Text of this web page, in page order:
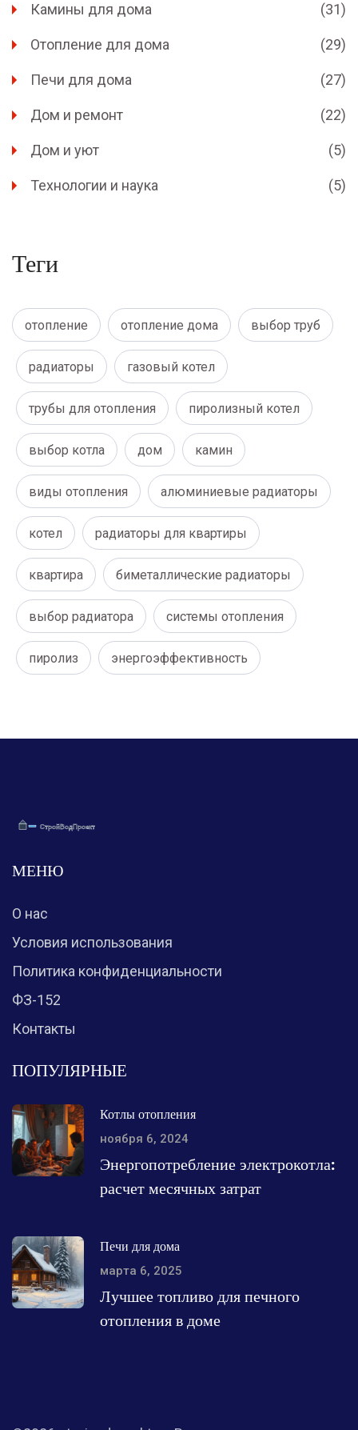
Камины для дома (31)
Отопление для дома (29)
Печи для дома (27)
Дом и ремонт (22)
Дом и уют (5)
Технологии и наука (5)
Теги
отопление отопление дома выбор труб
радиаторы газовый котел
трубы для отопления пиролизный котел
выбор котла дом камин
виды отопления алюминиевые радиаторы
котел радиаторы для квартиры
квартира биметаллические радиаторы
выбор радиатора системы отопления
пиролиз энергоэффективность
МЕНЮ
О нас
Условия использования
Политика конфиденциальности
ФЗ-152
Контакты
ПОПУЛЯРНЫЕ
Котлы отопления
ноября 6, 2024
Энергопотребление электрокотла:
расчет месячных затрат
Печи для дома
марта 6, 2025
Лучшее топливо для печного
отопления в доме